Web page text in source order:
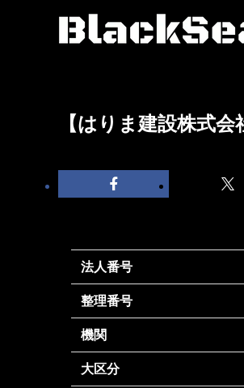
【はりま建設株式
法人番号
整理番号
機関
大区分